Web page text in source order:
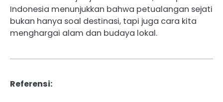
Indonesia menunjukkan bahwa petualangan sejati
bukan hanya soal destinasi, tapi juga cara kita
menghargai alam dan budaya lokal.
Referensi: